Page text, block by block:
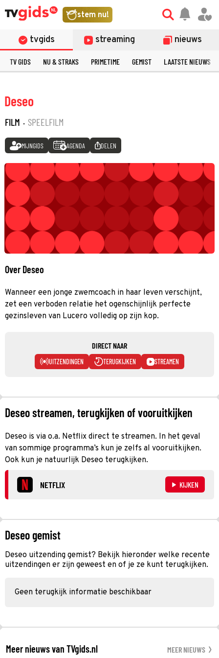
stem nu!
tvgids streaming nieuws
TV GIDS NU & STRAKS PRIMETIME GEMIST LAATSTE NIEUWS
Deseo
FILM · SPEELFILM
MIJNGIDS AGENDA DELEN
Over Deseo
Wanneer een jonge zwemcoach in haar leven verschijnt,
zet een verboden relatie het ogenschijnlijk perfecte
gezinsleven van Lucero volledig op zijn kop.
DIRECT NAAR
UITZENDINGEN TERUGKIJKEN STREAMEN
Deseo streamen, terugkijken of vooruitkijken
Deseo is via o.a. Netflix direct te streamen. In het geval
van sommige programma’s kun je zelfs al vooruitkijken.
Ook kun je natuurlijk Deseo terugkijken.
NETFLIX KIJKEN
Deseo gemist
Deseo uitzending gemist? Bekijk hieronder welke recente
uitzendingen er zijn geweest en of je ze kunt terugkijken.
Geen terugkijk informatie beschikbaar
Meer nieuws van TVgids.nl MEER NIEUWS